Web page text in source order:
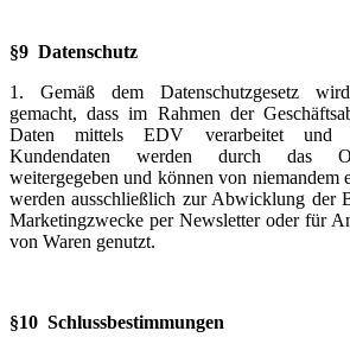
§9 Datenschutz
1. Gemäß dem Datenschutzgesetz
gemacht, dass im Rahmen der
Daten mittels EDV verarbeitet und
Kundendaten werden durch das
weitergegeben und können von niemandem
werden ausschließlich zur Abwicklung der
Marketingzwecke per Newsletter oder für
von Waren genutzt.
§10 Schlussbestimmungen